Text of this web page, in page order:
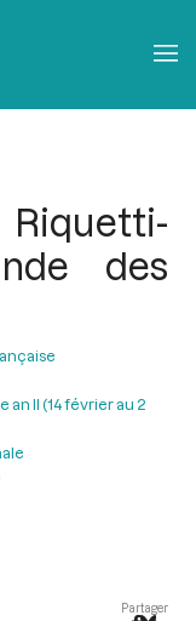
des
an II (14 février au 2
Partager